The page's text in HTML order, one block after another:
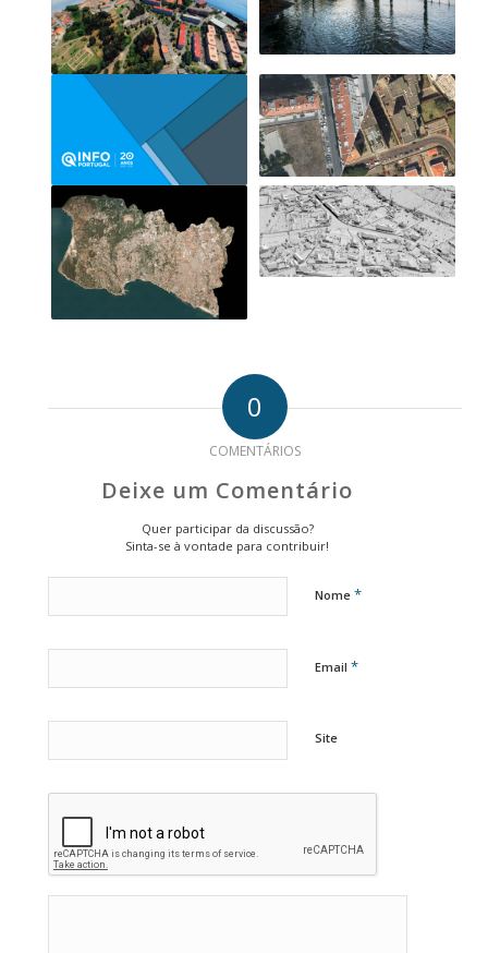
0
COMENTÁRIOS
Deixe um Comentário
Quer participar da discussão?
Sinta-se à vontade para contribuir!
Nome *
Email *
Site